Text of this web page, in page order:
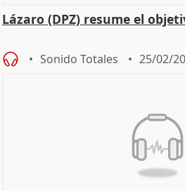
Lázaro (DPZ) resume el
Sonido Totales 25/02/